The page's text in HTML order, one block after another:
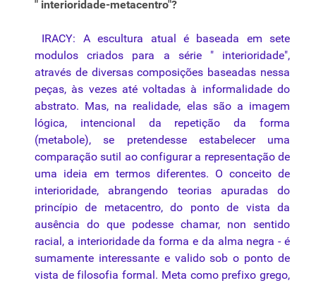
" interioridade-metacentro"?
IRACY: A escultura atual é baseada em sete
modulos criados para a série " interioridade",
através de diversas composições baseadas nessa
peças, às vezes até voltadas à informalidade do
abstrato. Mas, na realidade, elas são a imagem
lógica, intencional da repetição da forma
(metabole), se pretendesse estabelecer uma
comparação sutil ao configurar a representação de
uma ideia em termos diferentes. O conceito de
interioridade, abrangendo teorias apuradas do
princípio de metacentro, do ponto de vista da
ausência do que podesse chamar, non sentido
racial, a interioridade da forma e da alma negra - é
sumamente interessante e valido sob o ponto de
vista de filosofia formal. Meta como prefixo grego,